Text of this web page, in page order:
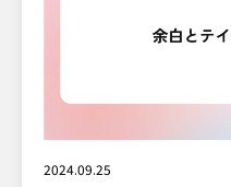
2024.09.25